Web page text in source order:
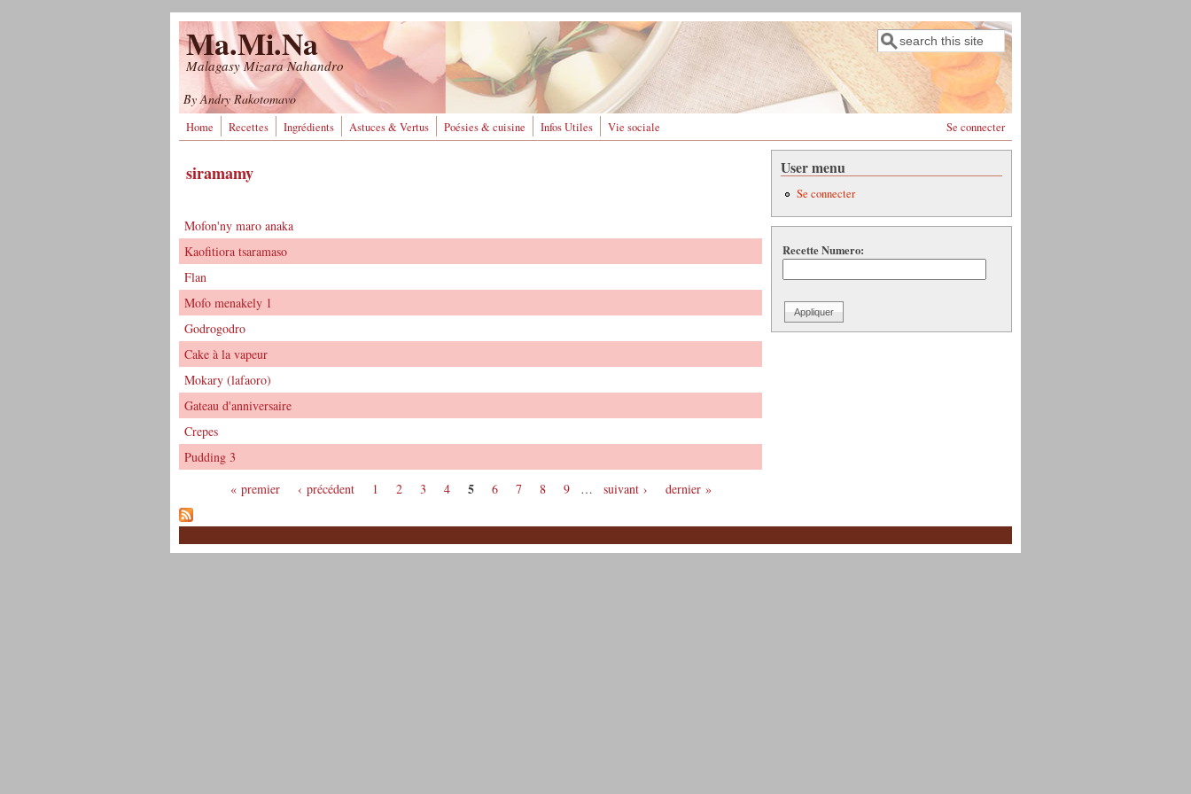
Ma.Mi.Na
Malagasy Mizara Nahandro
Formulaire de recherche
Rechercher
By Andry Rakotomavo
Home Recettes Ingrédients Astuces & Vertus Poésies & cuisine Infos Utiles Vie sociale Se connecter
siramamy
Mofon'ny maro anaka
Kaofitiora tsaramaso
Flan
Mofo menakely 1
Godrogodro
Cake à la vapeur
Mokary (lafaoro)
Gateau d'anniversaire
Crepes
Pudding 3
« premier ‹ précédent 1 2 3 4 5 6 7 8 9 … suivant › dernier »
User menu
Se connecter
Recette Numero: